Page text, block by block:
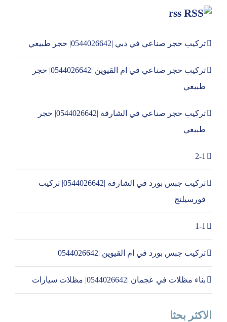
rss
تركيب حجر صناعي في دبي |0544026642| حجر طبيعي
تركيب حجر صناعي في ام القيوين |0544026642| حجر
طبيعي
تركيب حجر صناعي في الشارقة |0544026642| حجر
طبيعي
2-1
تركيب جبس بورد في الشارقة |0544026642| تركيب
فورسيلنج
1-1
تركيب جبس بورد في ام القيوين |0544026642
بناء مظلات في عجمان |0544026642| مظلات سيارات
الاكثر بحثا